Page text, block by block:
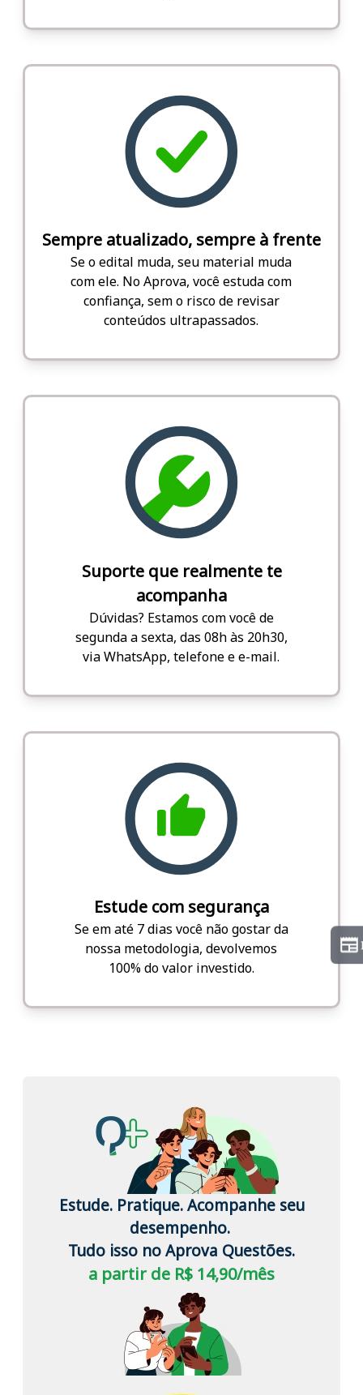
Sempre atualizado, sempre à frente
Se o edital muda, seu material muda
com ele. No Aprova, você estuda com
confiança, sem o risco de revisar
conteúdos ultrapassados.
Suporte que realmente te
acompanha
Dúvidas? Estamos com você de
segunda a sexta, das 08h às 20h30,
via WhatsApp, telefone e e-mail.
Estude com segurança
Se em até 7 dias você não gostar da
nossa metodologia, devolvemos
100% do valor investido.
Estude. Pratique. Acompanhe seu
desempenho.
Tudo isso no Aprova Questões.
a partir de R$ 14,90/mês